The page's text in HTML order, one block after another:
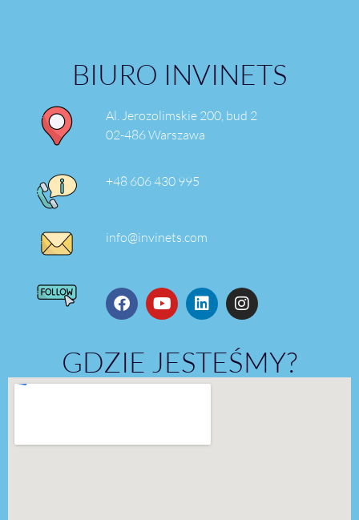
BIURO INVINETS
Al. Jerozolimskie 200, bud 2
02-486 Warszawa
+48 606 430 995
info@invinets.com
GDZIE JESTEŚMY?